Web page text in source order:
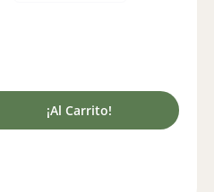
¡Al Carrito!